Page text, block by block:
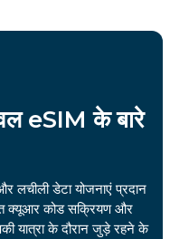
eSIM के बारे
लचीली डेटा योजनाएं प्रदान
क्यूआर कोड सक्रियण और
यात्रा के दौरान जुड़े रहने के